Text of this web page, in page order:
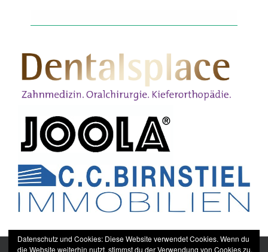
Datenschutz und Cookies: Diese Website verwendet Cookies. Wenn du
die Website weiterhin nutzt, stimmst du der Verwendung von Cookies zu.